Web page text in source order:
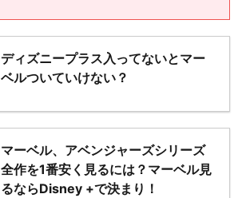
ディズニープラス入ってないとマー
ベルついていけない？
マーベル、アベンジャーズシリーズ
全作を1番安く見るには？マーベル見
るならDisney +で決まり！